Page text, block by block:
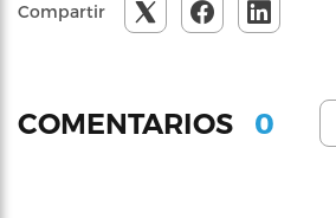
Compartir
COMENTARIOS 0